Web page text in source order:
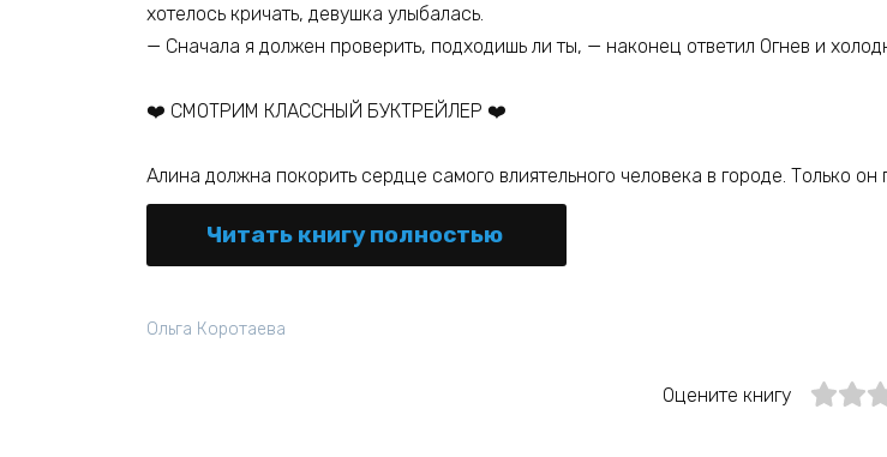
хотелось кричать, девушка улыбалась.
— Сначала я должен проверить, подходишь ли ты, — наконец ответил Огнев и
❤️ СМОТРИМ КЛАССНЫЙ БУКТРЕЙЛЕР ❤️
Алина должна покорить сердце самого влиятельного человека в городе. Только
Читать книгу полностью
Ольга Коротаева
Оцените книгу